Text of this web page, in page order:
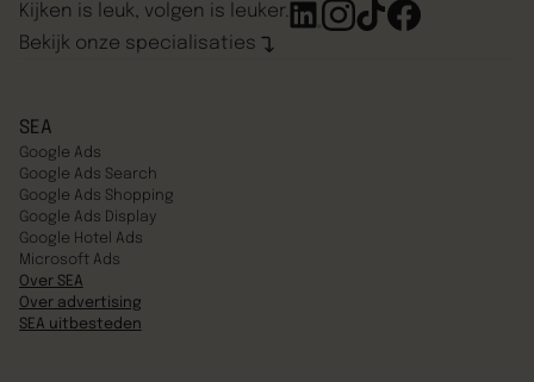
Bekijk onze specialisaties
Kijken is leuk, volgen is leuker.
SEA
Google Ads
Google Ads Search
Google Ads Shopping
Google Ads Display
Google Hotel Ads
Microsoft Ads
Over SEA
Over advertising
SEA uitbesteden